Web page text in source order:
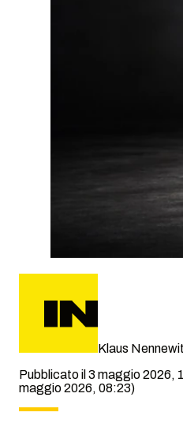
Klaus
Pubblicato il 3 maggio 2026,
maggio 2026, 08:23)